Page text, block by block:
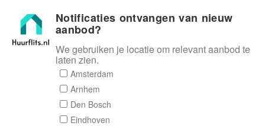
Huurflits
Reactieformulier
Huurflits
Notificaties ontvangen van nieuw
aanbod?
We gebruiken je locatie om relevant aanbod te
laten zien.
Amsterdam
Arnhem
Den Bosch
Eindhoven